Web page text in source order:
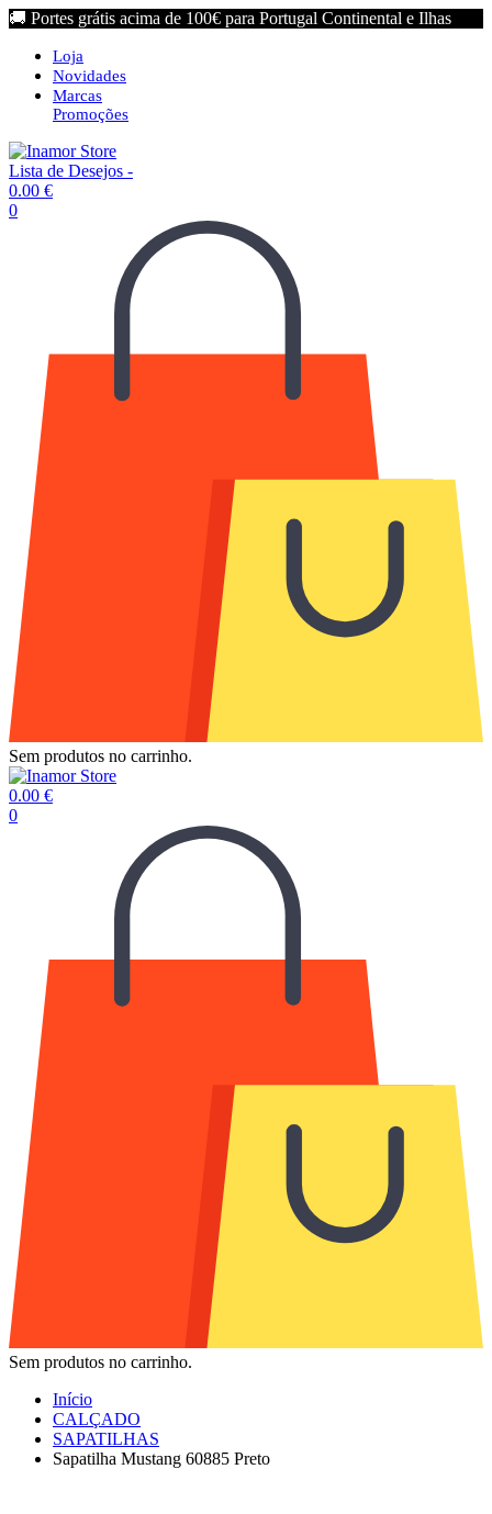
🚚 Portes grátis acima de 100€ para Portugal Continental e Ilhas
Loja
Novidades
Marcas
Promoções
Lista de Desejos -
0.00 €
0
Sem produtos no carrinho.
0.00 €
0
Sem produtos no carrinho.
Início
CALÇADO
SAPATILHAS
Sapatilha Mustang 60885 Preto